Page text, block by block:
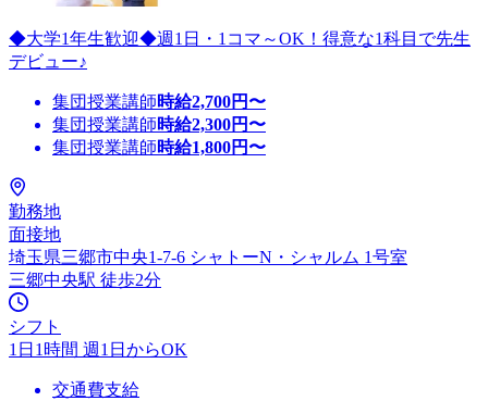
◆大学1年生歓迎◆週1日・1コマ～OK！得意な1科目で先生
デビュー♪
集団授業講師時給2,700円〜
集団授業講師時給2,300円〜
集団授業講師時給1,800円〜
勤務地
面接地
埼玉県三郷市中央1-7-6 シャトーN・シャルム 1号室
三郷中央駅 徒歩2分
シフト
1日1時間 週1日からOK
交通費支給